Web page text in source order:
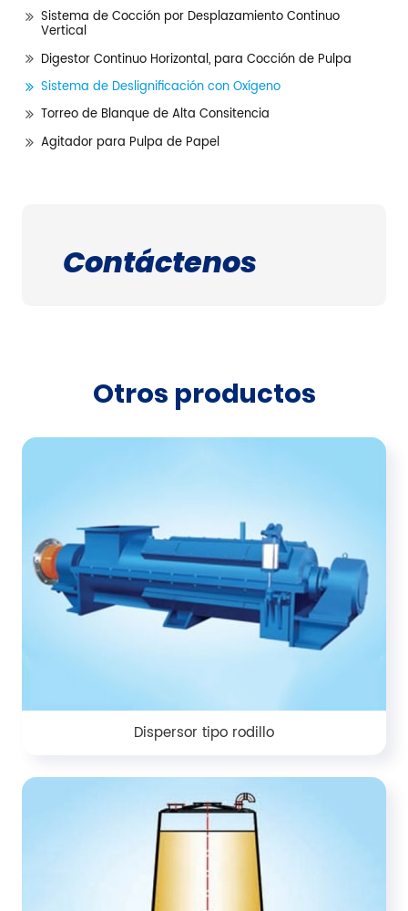
Sistema de Cocción por Desplazamiento Continuo
Vertical
Digestor Continuo Horizontal, para Cocción de Pulpa
Sistema de Deslignificación con Oxígeno
Torreo de Blanque de Alta Consitencia
Agitador para Pulpa de Papel
Contáctenos
Otros productos
Dispersor tipo rodillo